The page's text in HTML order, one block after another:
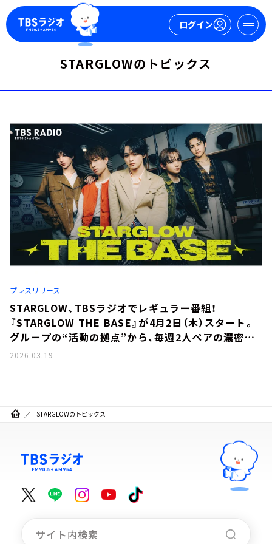
ログイン
今日の番組表
週間番組表
トピックス
TBS Podcast
イベント・グッズ
YouTube
会社情報
STARGLOWのトピックス
プレスリリース
STARGLOW、TBSラジオでレギュラー番組！
『STARGLOW THE BASE』が4月2日（木）スタート。
グループの“活動の拠点”から、毎週2人ペアの濃密ト
ークをお届け。
2026.03.19
STARGLOWのトピックス